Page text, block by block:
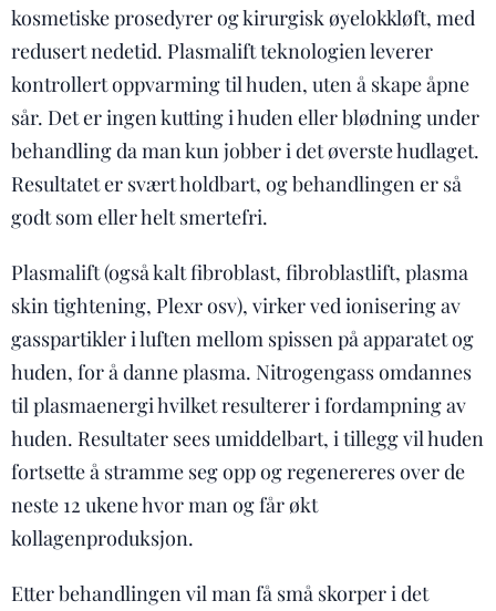
kosmetiske prosedyrer og kirurgisk øyelokkløft, med
redusert nedetid. Plasmalift teknologien leverer
kontrollert oppvarming til huden, uten å skape åpne
sår. Det er ingen kutting i huden eller blødning under
behandling da man kun jobber i det øverste hudlaget.
Resultatet er svært holdbart, og behandlingen er så
godt som eller helt smertefri.
Plasmalift (også kalt fibroblast, fibroblastlift, plasma
skin tightening, Plexr osv), virker ved ionisering av
gasspartikler i luften mellom spissen på apparatet og
huden, for å danne plasma. Nitrogengass omdannes
til plasmaenergi hvilket resulterer i fordampning av
huden. Resultater sees umiddelbart, i tillegg vil huden
fortsette å stramme seg opp og regenereres over de
neste 12 ukene hvor man og får økt
kollagenproduksjon.
Etter behandlingen vil man få små skorper i det